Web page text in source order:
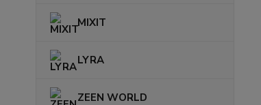
MIXIT
LYRA
ZEEN WORLD